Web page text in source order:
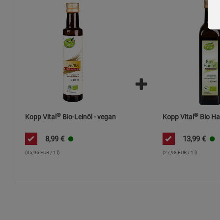
Kopp Vital ® Bio-Leinöl - vegan
8,99 €
(35,96 EUR / 1 l)
Kopp Vital®Bio
13,99 €
(27,98 EUR / 1 l)